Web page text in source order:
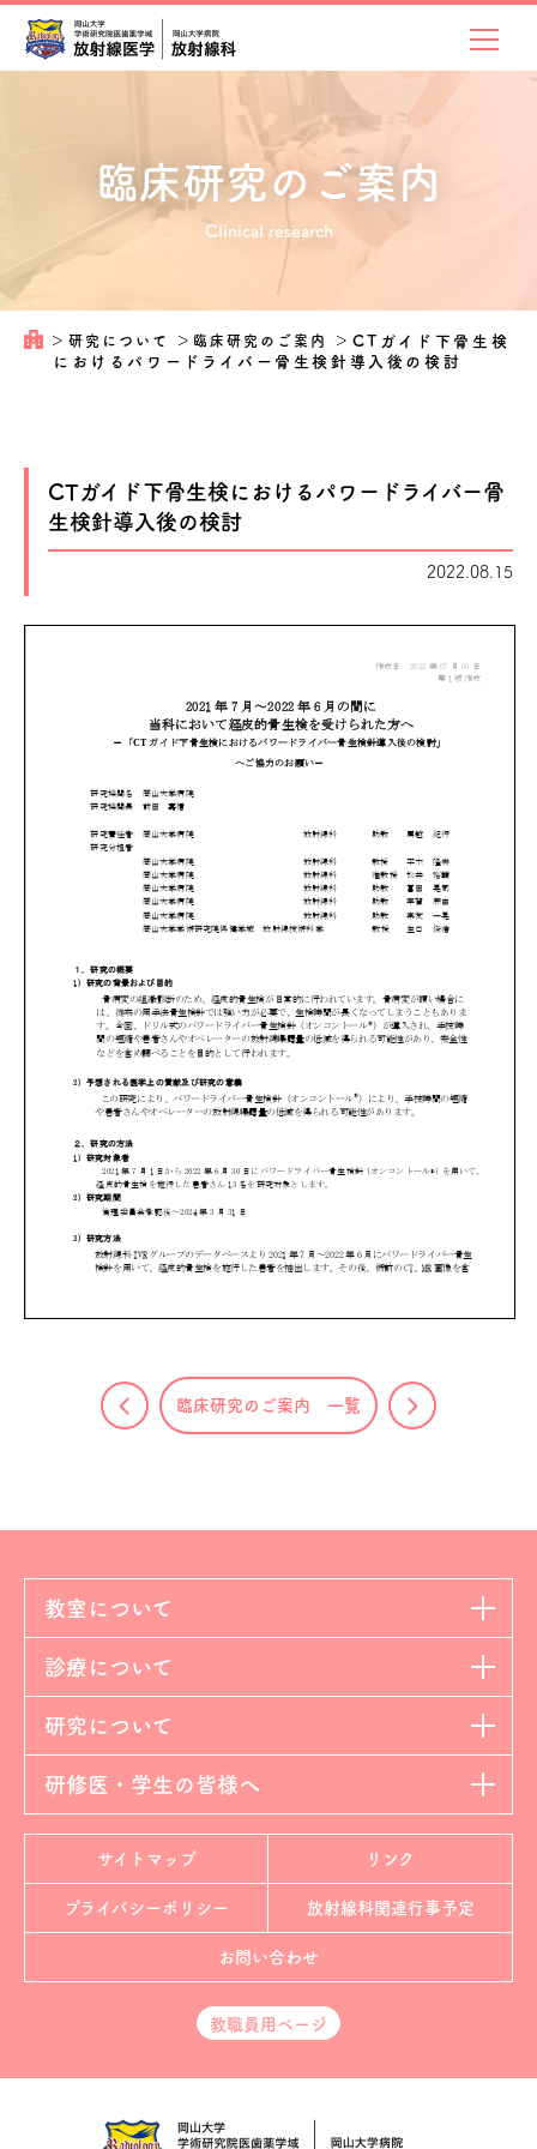
臨床研究のご案内
Clinical research
＞ 研究について ＞ 臨床研究のご案内 ＞ CTガイド下骨生検
におけるパワードライバー骨生検針導入後の検討
CTガイド下骨生検におけるパワードライバー骨
生検針導入後の検討
2022.08.15
臨床研究のご案内 一覧
教室について
診療について
研究について
研修医・学生の皆様へ
サイトマップ リンク
プライバシーポリシー 放射線科関連行事予定
お問い合わせ
教職員用ページ